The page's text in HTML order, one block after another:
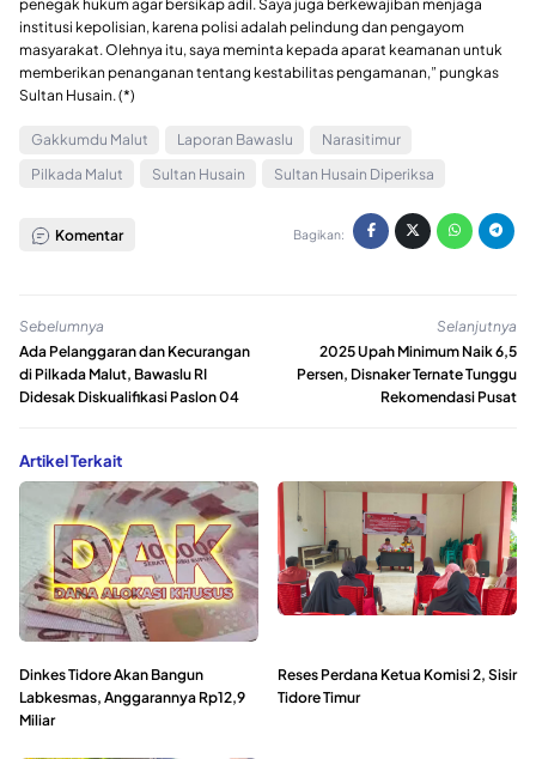
penegak hukum agar bersikap adil. Saya juga berkewajiban menjaga
institusi kepolisian, karena polisi adalah pelindung dan pengayom
masyarakat. Olehnya itu, saya meminta kepada aparat keamanan untuk
memberikan penanganan tentang kestabilitas pengamanan,” pungkas
Sultan Husain. (*)
Gakkumdu Malut Laporan Bawaslu
Narasitimur
Pilkada Malut
Sultan Husain Sultan Husain Diperiksa
Komentar Bagikan:
Sebelumnya
Ada Pelanggaran dan Kecurangan
di Pilkada Malut, Bawaslu RI
Didesak Diskualifikasi Paslon 04
Selanjutnya
2025 Upah Minimum Naik 6,5
Persen, Disnaker Ternate Tunggu
Rekomendasi Pusat
Artikel Terkait
Dinkes Tidore Akan Bangun
Labkesmas, Anggarannya Rp12,9
Miliar
Reses Perdana Ketua Komisi 2, Sisir
Tidore Timur